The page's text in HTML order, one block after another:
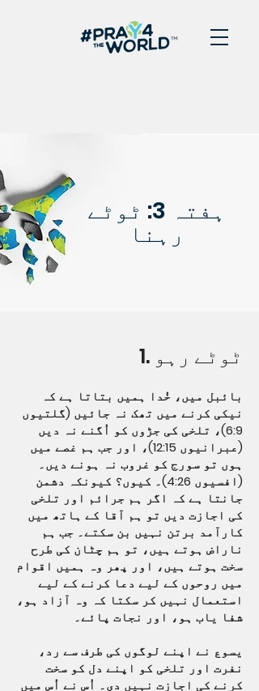
ہفتہ 3: ٹوٹے
رہنا
1. ٹوٹے رہو
بائبل میں، خُدا ہمیں بتاتا ہے کہ
نیکی کرنے میں تھک نہ جائیں (گلتیوں
6:9)، تلخی کی جڑوں کو اُگنے نہ دیں
(عبرانیوں 12:15)، اور جب ہم غصے میں
ہوں تو سورج کو غروب نہ ہونے دیں۔
(افسیوں 4:26)۔ کیوں؟ کیونکہ دشمن
جانتا ہے کہ اگر ہم جرائم اور تلخی
کی اجازت دیں تو ہم آقا کے ہاتھ میں
کارآمد برتن نہیں بن سکتے۔ جب ہم
ناراض ہوتے ہیں، تو ہم چٹان کی طرح
سخت ہوتے ہیں، اور پھر وہ ہمیں اقوام
میں روحوں کے لیے دعا کرنے کے لیے
استعمال نہیں کر سکتا کہ وہ آزاد ہو،
شفا یاب ہو، اور نجات پائے۔
یسوع نے اپنے لوگوں کی طرف سے رد،
نفرت اور تلخی کو اپنے دل کو سخت
کرنے کی اجازت نہیں دی۔ اُس نے اُس میں